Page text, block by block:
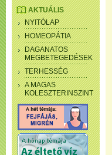
AKTUÁLIS
NYITÓLAP
HOMEOPÁTIA
DAGANATOS
MEGBETEGEDÉSEK
TERHESSÉG
A MAGAS
KOLESZTERINSZINT